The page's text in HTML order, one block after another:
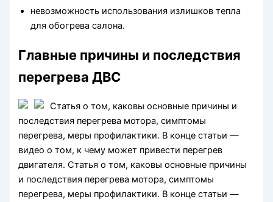
невозможность использования излишков тепла
для обогрева салона.
Главные причины и последствия
перегрева ДВС
Статья о том, каковы основные причины и
последствия перегрева мотора, симптомы
перегрева, меры профилактики. В конце статьи —
видео о том, к чему может привести перегрев
двигателя. Статья о том, каковы основные причины
и последствия перегрева мотора, симптомы
перегрева, меры профилактики. В конце статьи —